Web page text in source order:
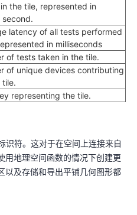
the tile, represented in
latency of all tests performed
in milliseconds
of tests taken in the tile.
of unique devices contributing
tile.
representing the tile.
识符。这对于在空间上连接来自
用地理空间函数的情况下创建更
以及存储和导出平铺几何图形都